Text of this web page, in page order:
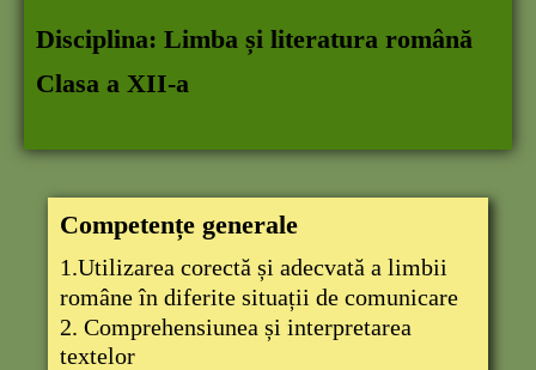
Disciplina: Limba și literatura română
Clasa a XII-a
Competențe generale
1.Utilizarea corectă și adecvată a limbii
române în diferite situații de comunicare
2. Comprehensiunea și interpretarea
textelor